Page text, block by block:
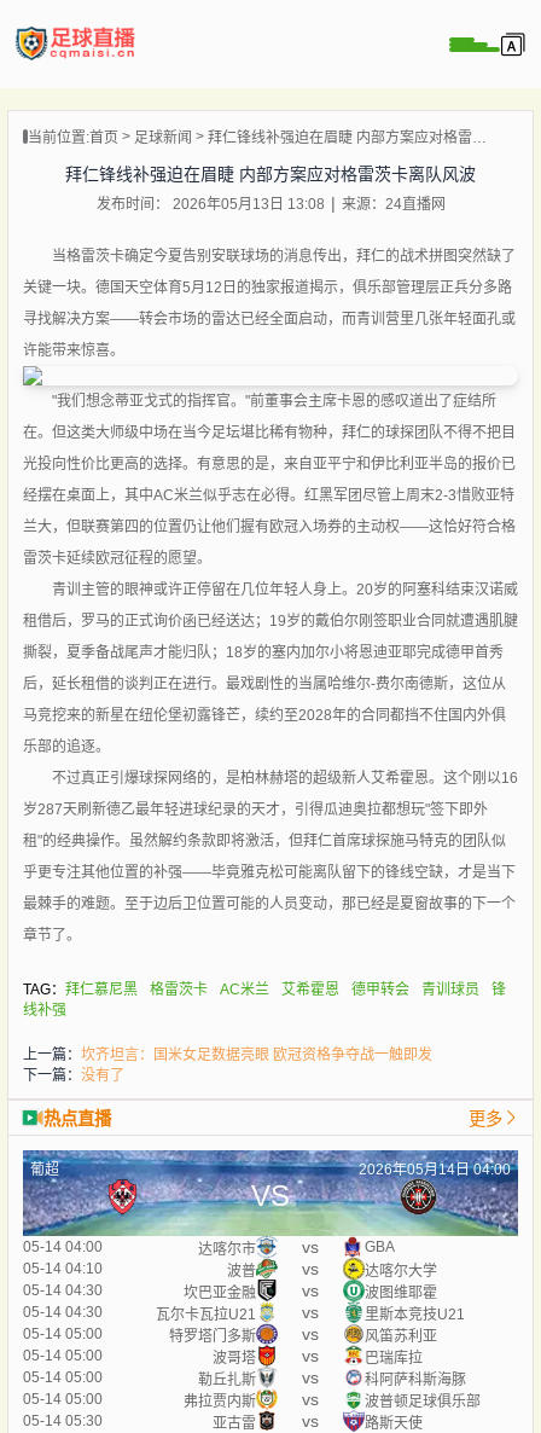
播当前位置:首页 足球新闻 拜仁锋线补强迫在眉睫 内部方案应对格雷茨卡离队风波
拜仁锋线补强迫在眉睫 内部方案应对格雷茨卡离队风波
发布时间： 2026年05月13日 13:08 来源：24直播网
当格雷茨卡确定今夏告别安联球场的消息传出，拜仁的战术拼图突然缺了
关键一块。德国天空体育5月12日的独家报道揭示，俱乐部管理层正兵分多路
寻找解决方案——转会市场的雷达已经全面启动，而青训营里几张年轻面孔或
许能带来惊喜。
"我们想念蒂亚戈式的指挥官。"前董事会主席卡恩的感叹道出了症结所
在。但这类大师级中场在当今足坛堪比稀有物种，拜仁的球探团队不得不把目
光投向性价比更高的选择。有意思的是，来自亚平宁和伊比利亚半岛的报价已
经摆在桌面上，其中AC米兰似乎志在必得。红黑军团尽管上周末2-3惜败亚特
兰大，但联赛第四的位置仍让他们握有欧冠入场券的主动权——这恰好符合格
雷茨卡延续欧冠征程的愿望。
青训主管的眼神或许正停留在几位年轻人身上。20岁的阿塞科结束汉诺威
租借后，罗马的正式询价函已经送达；19岁的戴伯尔刚签职业合同就遭遇肌腱
撕裂，夏季备战尾声才能归队；18岁的塞内加尔小将恩迪亚耶完成德甲首秀
后，延长租借的谈判正在进行。最戏剧性的当属哈维尔-费尔南德斯，这位从
马竞挖来的新星在纽伦堡初露锋芒，续约至2028年的合同都挡不住国内外俱
乐部的追逐。
不过真正引爆球探网络的，是柏林赫塔的超级新人艾希霍恩。这个刚以16
岁287天刷新德乙最年轻进球纪录的天才，引得瓜迪奥拉都想玩"签下即外
租"的经典操作。虽然解约条款即将激活，但拜仁首席球探施马特克的团队似
乎更专注其他位置的补强——毕竟雅克松可能离队留下的锋线空缺，才是当下
最棘手的难题。至于边后卫位置可能的人员变动，那已经是夏窗故事的下一个
章节了。
TAG： 拜仁慕尼黑 格雷茨卡 AC米兰 艾希霍恩 德甲转会 青训球员
锋
线补强
上一篇： 坎齐坦言：国米女足数据亮眼 欧冠资格争夺战一触即发
下一篇： 没有了
热点直播 更多
葡超 2026年05月14日 04:00
VS
05-14 04:00 达喀尔市 vs
GBA
05-14 04:10
波普 vs
达喀尔大学
05-14 04:30
坎巴亚金融 vs
波图维耶霍
05-14 04:30
瓦尔卡瓦拉U21 vs
里斯本竞技U21
05-14 05:00
特罗塔门多斯 vs
风笛苏利亚
05-14 05:00
波哥塔 vs
巴瑞库拉
05-14 05:00
勒丘扎斯 vs
科阿萨科斯海豚
05-14 05:00
弗拉贾内斯 vs
波普顿足球俱乐部
05-14 05:30
亚古雷 vs 路斯天使